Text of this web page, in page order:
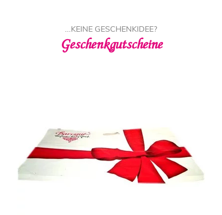
...KEINE GESCHENKIDEE?
Geschenkgutscheine